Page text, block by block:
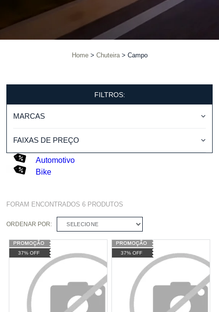
Home Chuteira Campo
FILTROS:
MARCAS
FAIXAS DE PREÇO
Automotivo
Bike
FORAM ENCONTRADOS6 PRODUTOS
ORDENAR POR: SELECIONE
37% OFF 37% OFF